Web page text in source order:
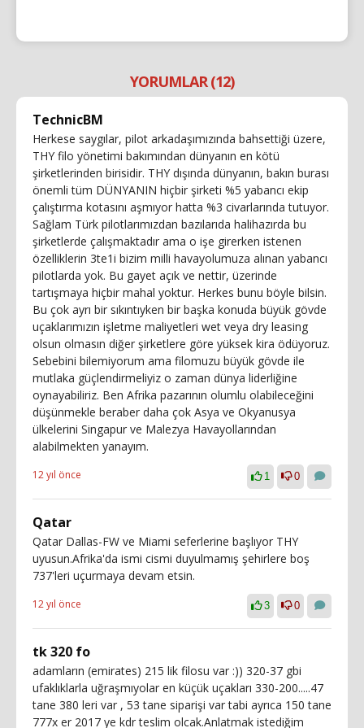
YORUMLAR (12)
TechnicBM
Herkese saygılar, pilot arkadaşımızında bahsettiği üzere,
THY filo yönetimi bakımından dünyanın en kötü
şirketlerinden birisidir. THY dışında dünyanın, bakın burası
önemli tüm DÜNYANIN hiçbir şirketi %5 yabancı ekip
çalıştırma kotasını aşmıyor hatta %3 civarlarında tutuyor.
Sağlam Türk pilotlarımızdan bazılarıda halihazırda bu
şirketlerde çalışmaktadır ama o işe girerken istenen
özelliklerin 3te1i bizim milli havayolumuza alınan yabancı
pilotlarda yok. Bu gayet açık ve nettir, üzerinde
tartışmaya hiçbir mahal yoktur. Herkes bunu böyle bilsin.
Bu çok ayrı bir sıkıntıyken bir başka konuda büyük gövde
uçaklarımızın işletme maliyetleri wet veya dry leasing
olsun olmasın diğer şirketlere göre yüksek kira ödüyoruz.
Sebebini bilemiyorum ama filomuzu büyük gövde ile
mutlaka güçlendirmeliyiz o zaman dünya liderliğine
oynayabiliriz. Ben Afrika pazarının olumlu olabileceğini
düşünmekle beraber daha çok Asya ve Okyanusya
ülkelerini Singapur ve Malezya Havayollarından
alabilmekten yanayım.
12 yıl önce 1 0
Qatar
Qatar Dallas-FW ve Miami seferlerine başlıyor THY
uyusun.Afrika'da ismi cismi duyulmamış şehirlere boş
737'leri uçurmaya devam etsin.
12 yıl önce 3 0
tk 320 fo
adamların (emirates) 215 lik filosu var :)) 320-37 gbi
ufaklıklarla uğraşmıyolar en küçük uçakları 330-200.....47
tane 380 leri var , 53 tane siparişi var tabi ayrıca 150 tane
777x er 2017 ye kdr teslim olcak.Anlatmak istediğim